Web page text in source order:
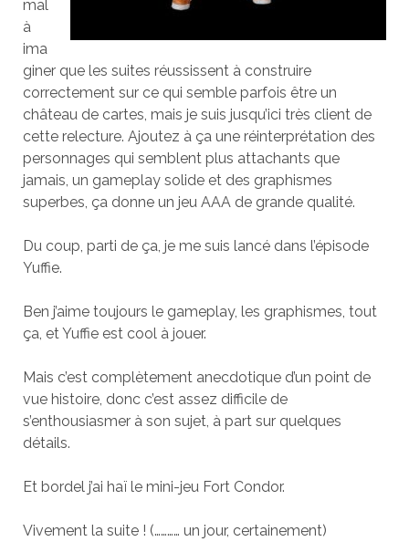
mal
à
ima
giner que les suites réussissent à construire
correctement sur ce qui semble parfois être un
château de cartes, mais je suis jusqu’ici très client de
cette relecture. Ajoutez à ça une réinterprétation des
personnages qui semblent plus attachants que
jamais, un gameplay solide et des graphismes
superbes, ça donne un jeu AAA de grande qualité.
Du coup, parti de ça, je me suis lancé dans l’épisode
Yuffie.
Ben j’aime toujours le gameplay, les graphismes, tout
ça, et Yuffie est cool à jouer.
Mais c’est complètement anecdotique d’un point de
vue histoire, donc c’est assez difficile de
s’enthousiasmer à son sujet, à part sur quelques
détails.
Et bordel j’ai haï le mini-jeu Fort Condor.
Vivement la suite ! (………… un jour, certainement)